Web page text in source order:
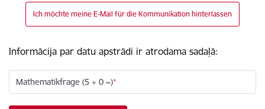
Ich möchte meine E-Mail für die Kommunikation hinterlassen
Informācija par datu apstrādi ir atrodama sadaļā:
Mathematikfrage (5 + 0 =)